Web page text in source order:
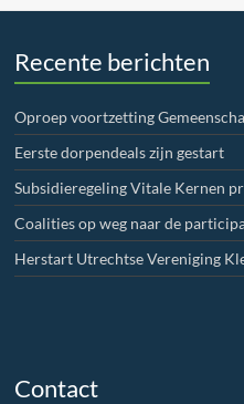
Recente berichten
Oproep voortzetting
Eerste dorpendeals zijn gestart
Subsidieregeling Vitale Kernen
Coalities op weg naar de
Herstart Utrechtse Vereniging
Contact